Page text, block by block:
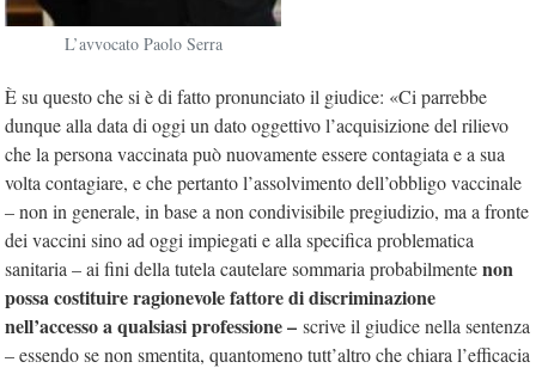
L’avvocato Paolo Serra
È su questo che si è di fatto pronunciato il giudice: «Ci parrebbe
dunque alla data di oggi un dato oggettivo l’acquisizione del rilievo
che la persona vaccinata può nuovamente essere contagiata e a sua
volta contagiare, e che pertanto l’assolvimento dell’obbligo vaccinale
– non in generale, in base a non condivisibile pregiudizio, ma a fronte
dei vaccini sino ad oggi impiegati e alla specifica problematica
sanitaria – ai fini della tutela cautelare sommaria probabilmentenon
possa costituire ragionevole fattore di discriminazione
nell’accesso a qualsiasi professione – scrive il giudice nella sentenza
– essendo se non smentita, quantomeno tutt’altro che chiara l’efficacia